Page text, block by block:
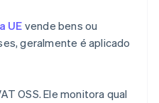
UE vende bens ou
geralmente é aplicado
OSS. Ele monitora qual